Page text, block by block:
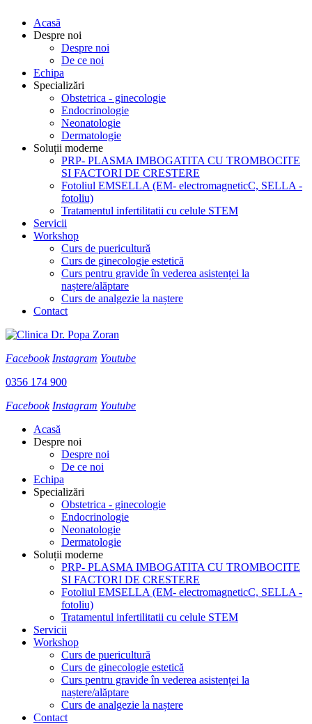
Acasă
Despre noi
Despre noi
De ce noi
Echipa
Specializări
Obstetrica - ginecologie
Endocrinologie
Neonatologie
Dermatologie
Soluții moderne
PRP- PLASMA IMBOGATITA CU TROMBOCITE
SI FACTORI DE CRESTERE
Fotoliul EMSELLA (EM- electromagneticC, SELLA -
fotoliu)
Tratamentul infertilitatii cu celule STEM
Servicii
Workshop
Curs de puericultură
Curs de ginecologie estetică
Curs pentru gravide în vederea asistenței la
naștere/alăptare
Curs de analgezie la naștere
Contact
Facebook Instagram Youtube
0356 174 900
Facebook Instagram Youtube
Acasă
Despre noi
Despre noi
De ce noi
Echipa
Specializări
Obstetrica - ginecologie
Endocrinologie
Neonatologie
Dermatologie
Soluții moderne
PRP- PLASMA IMBOGATITA CU TROMBOCITE
SI FACTORI DE CRESTERE
Fotoliul EMSELLA (EM- electromagneticC, SELLA -
fotoliu)
Tratamentul infertilitatii cu celule STEM
Servicii
Workshop
Curs de puericultură
Curs de ginecologie estetică
Curs pentru gravide în vederea asistenței la
naștere/alăptare
Curs de analgezie la naștere
Contact